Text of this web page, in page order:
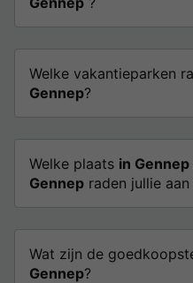
Welke vakantieparken
Gennep?
Welke plaats in Gennep
Gennep raden jullie
Wat zijn de
Gennep?